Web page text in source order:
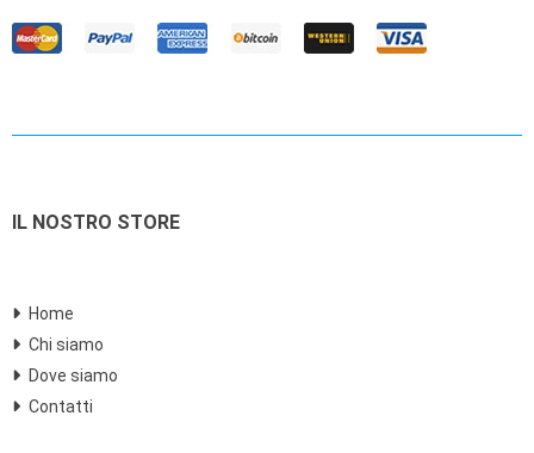
IL NOSTRO STORE
Home
Chi siamo
Dove siamo
Contatti